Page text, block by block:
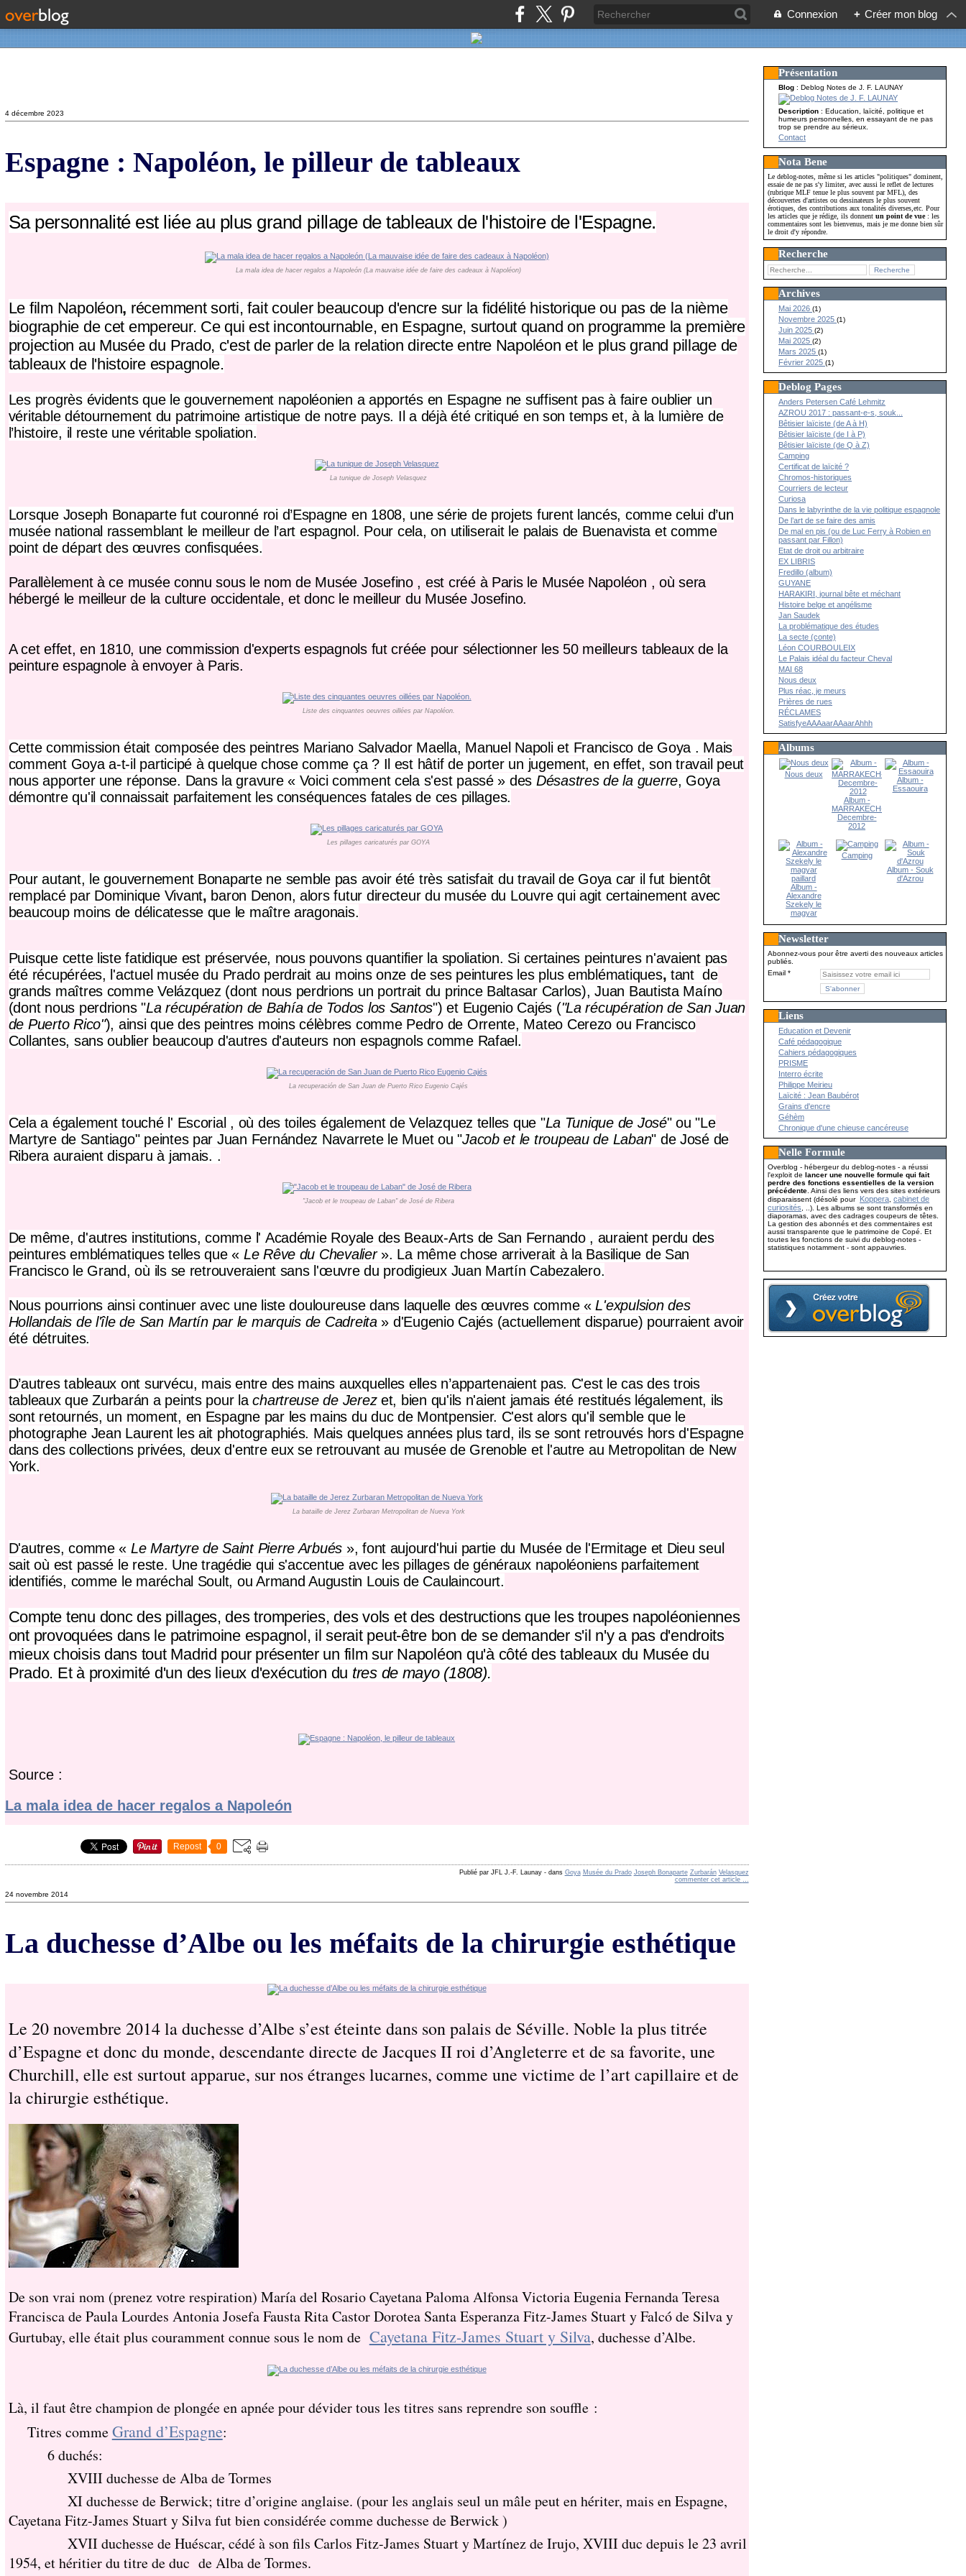
Connexion + Créer mon blog
4 décembre 2023
Espagne : Napoléon, le pilleur de tableaux
Sa personnalité est liée au plus grand pillage de tableaux de l'histoire de l'Espagne.
La mala idea de hacer regalos a Napoleón (La mauvaise idée de faire des cadeaux à Napoléon)
Le film Napoléon, récemment sorti, fait couler beaucoup d'encre sur la fidélité historique ou pas de la nième
biographie de cet empereur. Ce qui est incontournable, en Espagne, surtout quand on programme la première
projection au Musée du Prado, c'est de parler de la relation directe entre Napoléon et le plus grand pillage de
tableauxde l'histoire espagnole.
Les progrès évidents que le gouvernement napoléonien a apportés en Espagne ne suffisent pas à faire oublier un
véritabledétournement du patrimoine artistique de notre pays. Il a déjà été critiqué en son temps et, à la lumière de
l’histoire, il reste une véritable spoliation.
La tunique de Joseph Velasquez
Lorsque Joseph Bonapartefut couronné roi d’Espagne en 1808, une série de projets furent lancés, comme celui d’un
musée national rassemblant le meilleur de l’art espagnol. Pour cela, on utiliserait le palais de Buenavista et comme
point de départ des œuvres confisquées.
Parallèlement à ce musée connu sous le nom de Musée Josefino, est créé à Paris le Musée Napoléon , où sera
hébergé le meilleur de la culture occidentale, et donc le meilleur du Musée Josefino.
A cet effet, en 1810, une commission d'experts espagnols fut créée pour sélectionner les 50 meilleurs tableaux de la
peinture espagnoleà envoyer à Paris.
Liste des cinquantes oeuvres oillées par Napoléon.
Cette commission était composée des peintres Mariano Salvador Maella, Manuel Napoli et Francisco de Goya . Mais
comment Goya a-t-il participé à quelque chose comme ça ? Il est hâtif de porter un jugement, en effet, son travail peut
nous apporter une réponse. Dans la gravure « Voici comment cela s'est passé » des Désastres de la guerre, Goya
démontre qu'il connaissait parfaitement les conséquences fatales de ces pillages.
Les pillages caricaturés par GOYA
Pour autant, le gouvernement Bonaparte ne semble pas avoir été très satisfait du travail de Goya car il fut bientôt
remplacé par Dominique Vivant, baron Denon, alors futur directeur du musée du Louvre qui agit certainement avec
beaucoup moins de délicatesse que le maître aragonais.
Puisque cette liste fatidique est préservée, nous pouvons quantifier la spoliation. Si certaines peintures n'avaient pas
été récupérées, l'actuel musée du Prado perdrait au moinsonze de ses peintures les plus emblématiques, tant de
grands maîtres comme Velázquez (dont nous perdrions un portrait du prince Baltasar Carlos), Juan Bautista Maíno
(dont nous perdrions "La récupération de Bahía de Todos los Santos") et Eugenio Cajés ("La récupération de San Juan
de Puerto Rico"), ainsi que des peintres moins célèbres comme Pedro de Orrente, Mateo Cerezo ou Francisco
Collantes, sans oublier beaucoup d'autres d'auteurs non espagnols comme Rafael.
La recuperación de San Juan de Puerto Rico Eugenio Cajés
Cela a également touché l' Escorial , où des toiles également de Velazquez telles que "La Tunique de José" ou "Le
Martyre de Santiago" peintes par Juan Fernández Navarrete le Muet ou "Jacob et le troupeau de Laban" de José de
Ribera auraient disparu à jamais. .
"Jacob et le troupeau de Laban" de José de Ribera
De même, d'autres institutions, comme l' Académie Royale des Beaux-Arts de San Fernando, auraient perdu des
peintures emblématiques telles que « Le Rêve du Chevalier ». La même chose arriverait à la Basilique de San
Francisco le Grand, où ils se retrouveraient sans l'œuvre du prodigieux Juan Martín Cabezalero.
Nous pourrions ainsi continuer avec une liste douloureuse dans laquelle des œuvres comme «L'expulsion des
Hollandais de l'île de San Martín par le marquis de Cadreita» d'Eugenio Cajés (actuellement disparue) pourraient avoir
été détruites.
D’autres tableaux ont survécu, mais entre des mains auxquelles elles n’appartenaient pas. C'est le cas des trois
tableaux que Zurbarán a peints pour lachartreuse de Jerezet, bien qu'ils n'aient jamais été restitués légalement, ils
sont retournés, un moment, en Espagne par les mains du duc de Montpensier. C'est alors qu'il semble que le
photographe Jean Laurent les ait photographiés. Mais quelques années plus tard, ils se sont retrouvés hors d'Espagne
dans des collections privées, deux d'entre eux se retrouvant au musée de Grenoble et l'autre au Metropolitan de New
York.
La bataille de Jerez Zurbaran Metropolitan de Nueva York
D'autres, comme « Le Martyre de Saint Pierre Arbués », font aujourd'hui partie du Musée de l'Ermitageet Dieu seul
sait où est passé le reste. Une tragédie qui s'accentue avec les pillages de généraux napoléoniens parfaitement
identifiés, comme le maréchal Soult, ou Armand Augustin Louis de Caulaincourt.
Compte tenu donc des pillages, des tromperies, des vols et des destructions que les troupes napoléoniennes
ont provoquées dans le patrimoine espagnol, il serait peut-être bon de se demander s'il n'y a pas d'endroits
mieux choisis dans tout Madrid pour présenter un film sur Napoléon qu'à côté des tableaux du Musée du
Prado. Et à proximité d'un des lieux d'exécution du tres de mayo (1808).
Source :
La mala idea de hacer regalos a Napoleón
Repost 0
Publié par JFL J.-F. Launay -dans Goya Musée du Prado Joseph Bonaparte Zurbarán Velasquez
commenter cet article
24 novembre 2014
La duchesse d’Albe ou les méfaits de la chirurgie esthétique
Le 20 novembre 2014 la duchesse d’Albe s’est éteinte dans son palais de Séville. Noble la plus titrée
d’Espagne et donc du monde, descendante directe de Jacques II roi d’Angleterre et de sa favorite, une
Churchill, elle est surtout apparue, sur nos étranges lucarnes, comme une victime de l’art capillaire et de
la chirurgie esthétique.
De son vrai nom (prenez votre respiration) María del Rosario Cayetana Paloma Alfonsa Victoria Eugenia Fernanda Teresa
Francisca de Paula Lourdes Antonia Josefa Fausta Rita Castor Dorotea Santa Esperanza Fitz-James Stuart y Falcó de Silva y
Gurtubay, elle était plus couramment connue sous le nom de Cayetana Fitz-James Stuart y Silva, duchesse d’Albe.
Là, il faut être champion de plongée en apnée pour dévider tous les titres sans reprendre son souffle :
Titres commeGrand d’Espagne:
6 duchés:
XVIII duchesse de Alba de Tormes
XI duchesse de Berwick; titre d’origine anglaise. (pour les anglais seul un mâle peut en hériter, mais en Espagne,
Cayetana Fitz-James Stuart y Silva fut bien considérée comme duchesse de Berwick )
XVII duchesse de Huéscar, cédé à son fils Carlos Fitz-James Stuart y Martínez de Irujo, XVIII duc depuis le 23 avril
1954, et héritier du titre de duc de Alba de Tormes.
Présentation
Blog : Deblog Notes de J. F. LAUNAY
Description: Education, laïcité, politique et
humeurs personnelles, en essayant de ne pas
trop se prendre au sérieux.
Contact
Nota Bene
Le deblog-notes, même si les articles "politiques" dominent,
essaie de ne pas s'y limiter, avec aussi le reflet de lectures
(rubrique MLF tenue le plus souvent par MFL), des
découvertes d'artistes ou dessinateurs le plus souvent
érotiques, des contributions aux tonalités diverses,etc. Pour
les articles que je rédige, ils donnentun point de vue: les
commentaires sont les bienvenus, mais je me donne bien sûr
le droit d'y répondre.
Recherche
Archives
Mai 2026(1)
Novembre 2025(1)
Juin 2025(2)
Mai 2025(2)
Mars 2025(1)
Février 2025(1)
Deblog Pages
Anders Petersen Café Lehmitz
AZROU 2017 : passant-e-s, souk...
Bêtisier laïciste (de A à H)
Bêtisier laïciste (de I à P)
Bêtisier laïciste (de Q à Z)
Camping
Certificat de laïcité ?
Chromos-historiques
Courriers de lecteur
Curiosa
Dans le labyrinthe de la vie politique espagnole
De l’art de se faire des amis
De mal en pis (ou de Luc Ferry à Robien en
passant par Fillon)
Etat de droit ou arbitraire
EX LIBRIS
Fredillo (album)
GUYANE
HARAKIRI, journal bête et méchant
Histoire belge et angélisme
Jan Saudek
La problématique des études
La secte (conte)
Léon COURBOULEIX
Le Palais idéal du facteur Cheval
MAI 68
Nous deux
Plus réac, je meurs
Prières de rues
RÉCLAMES
SatisfyeAAAaarAAaarAhhh
Albums
Nous deux
Album -
MARRAKECH-
Decembre-
2012
Album -
Essaouira
Album -
Alexandre
Szekely le
magyar
Camping
Album - Souk
d'Azrou
Newsletter
Abonnez-vous pour être averti des nouveaux articles
publiés.
Email
Liens
Education et Devenir
Café pédagogique
Cahiers pédagogiques
PRISME
Interro écrite
Philippe Meirieu
Laïcité : Jean Baubérot
Grains d'encre
Géhèm
Chronique d'une chieuse cancéreuse
Nelle Formule
Overblog - hébergeur du deblog-notes - a réussi
l'exploit delancer une nouvelle formule qui fait
perdre des fonctions essentielles de la version
précédente . Ainsi des liens vers des sites extérieurs
disparaissent (désolé pour Koppera ,cabinet de
curiosités , ..). Les albums se sont transformés en
diaporamas, avec des cadrages coupeurs de têtes.
La gestion des abonnés et des commentaires est
aussi transparente que le patrimoine de Copé. Et
toutes les fonctions de suivi du deblog-notes -
statistiques notamment - sont appauvries.